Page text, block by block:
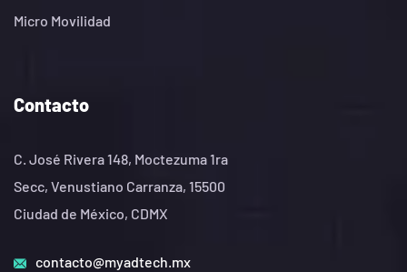
Micro Movilidad
Contacto
C. José Rivera 148, Moctezuma 1ra
Secc, Venustiano Carranza, 15500
Ciudad de México, CDMX
contacto@myadtech.mx